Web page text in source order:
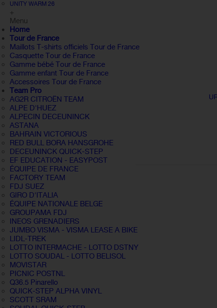
UNITY WARM 26
+
Menu
Home
Tour de France
Maillots T-shirts officiels Tour de France
Casquette Tour de France
Gamme bébé Tour de France
Gamme enfant Tour de France
Accessoires Tour de France
Team Pro
AG2R CITROËN TEAM
ALPE D'HUEZ
ALPECIN DECEUNINCK
ASTANA
BAHRAIN VICTORIOUS
RED BULL BORA HANSGROHE
DECEUNINCK QUICK-STEP
EF EDUCATION - EASYPOST
ÉQUIPE DE FRANCE
FACTORY TEAM
FDJ SUEZ
GIRO D'ITALIA
ÉQUIPE NATIONALE BELGE
GROUPAMA FDJ
INEOS GRENADIERS
JUMBO VISMA - VISMA LEASE A BIKE
LIDL-TREK
LOTTO INTERMACHE - LOTTO DSTNY
LOTTO SOUDAL - LOTTO BELISOL
MOVISTAR
PICNIC POSTNL
Q36.5 Pinarello
QUICK-STEP ALPHA VINYL
SCOTT SRAM